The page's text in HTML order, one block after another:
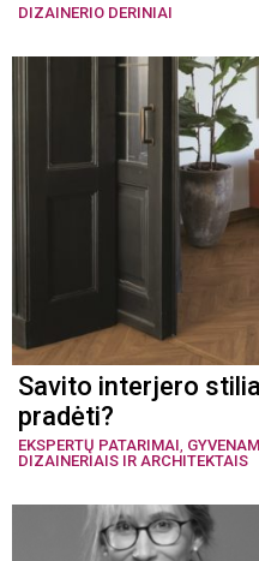
DIZAINERIO DERINIAI
Savito interjero
pradėti?
EKSPERTŲ PATARIMAI
DIZAINERIAIS IR ARCHITEKTAIS